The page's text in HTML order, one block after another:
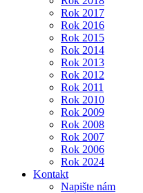
Rok 2017
Rok 2016
Rok 2015
Rok 2014
Rok 2013
Rok 2012
Rok 2011
Rok 2010
Rok 2009
Rok 2008
Rok 2007
Rok 2006
Rok 2024
Kontakt
Napište nám